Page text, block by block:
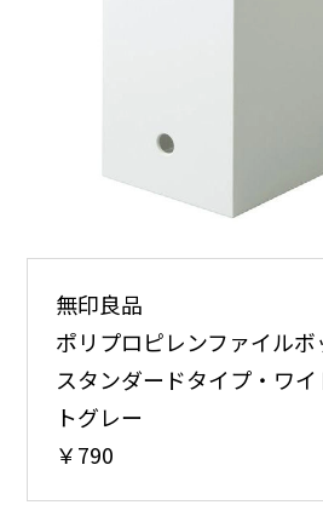
無印良品
ポリプロピレンファイルボ
スタンダードタイプ・ワ
トグレー
￥790